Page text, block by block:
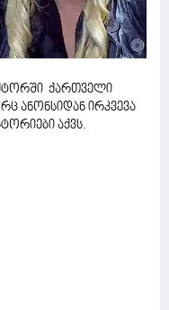
ქართველი
ანონსიდან ირკვევა
აქვს.